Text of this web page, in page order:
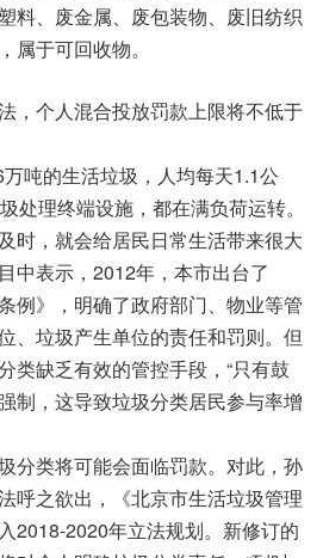
料、废金属、废包装物、废旧纺织
属于可回收物。
，个人混合投放罚款上限将不低于
吨的生活垃圾，人均每天1.1公
处理终端设施，都在满负荷运转。
时，就会给居民日常生活带来很大
中表示，2012年，本市出台了
例》，明确了政府部门、物业等管
、垃圾产生单位的责任和罚则。但
类缺乏有效的管控手段，“只有鼓
制，这导致垃圾分类居民参与率增
分类将可能会面临罚款。对此，孙
呼之欲出，《北京市生活垃圾管理
2018-2020年立法规划。新修订的